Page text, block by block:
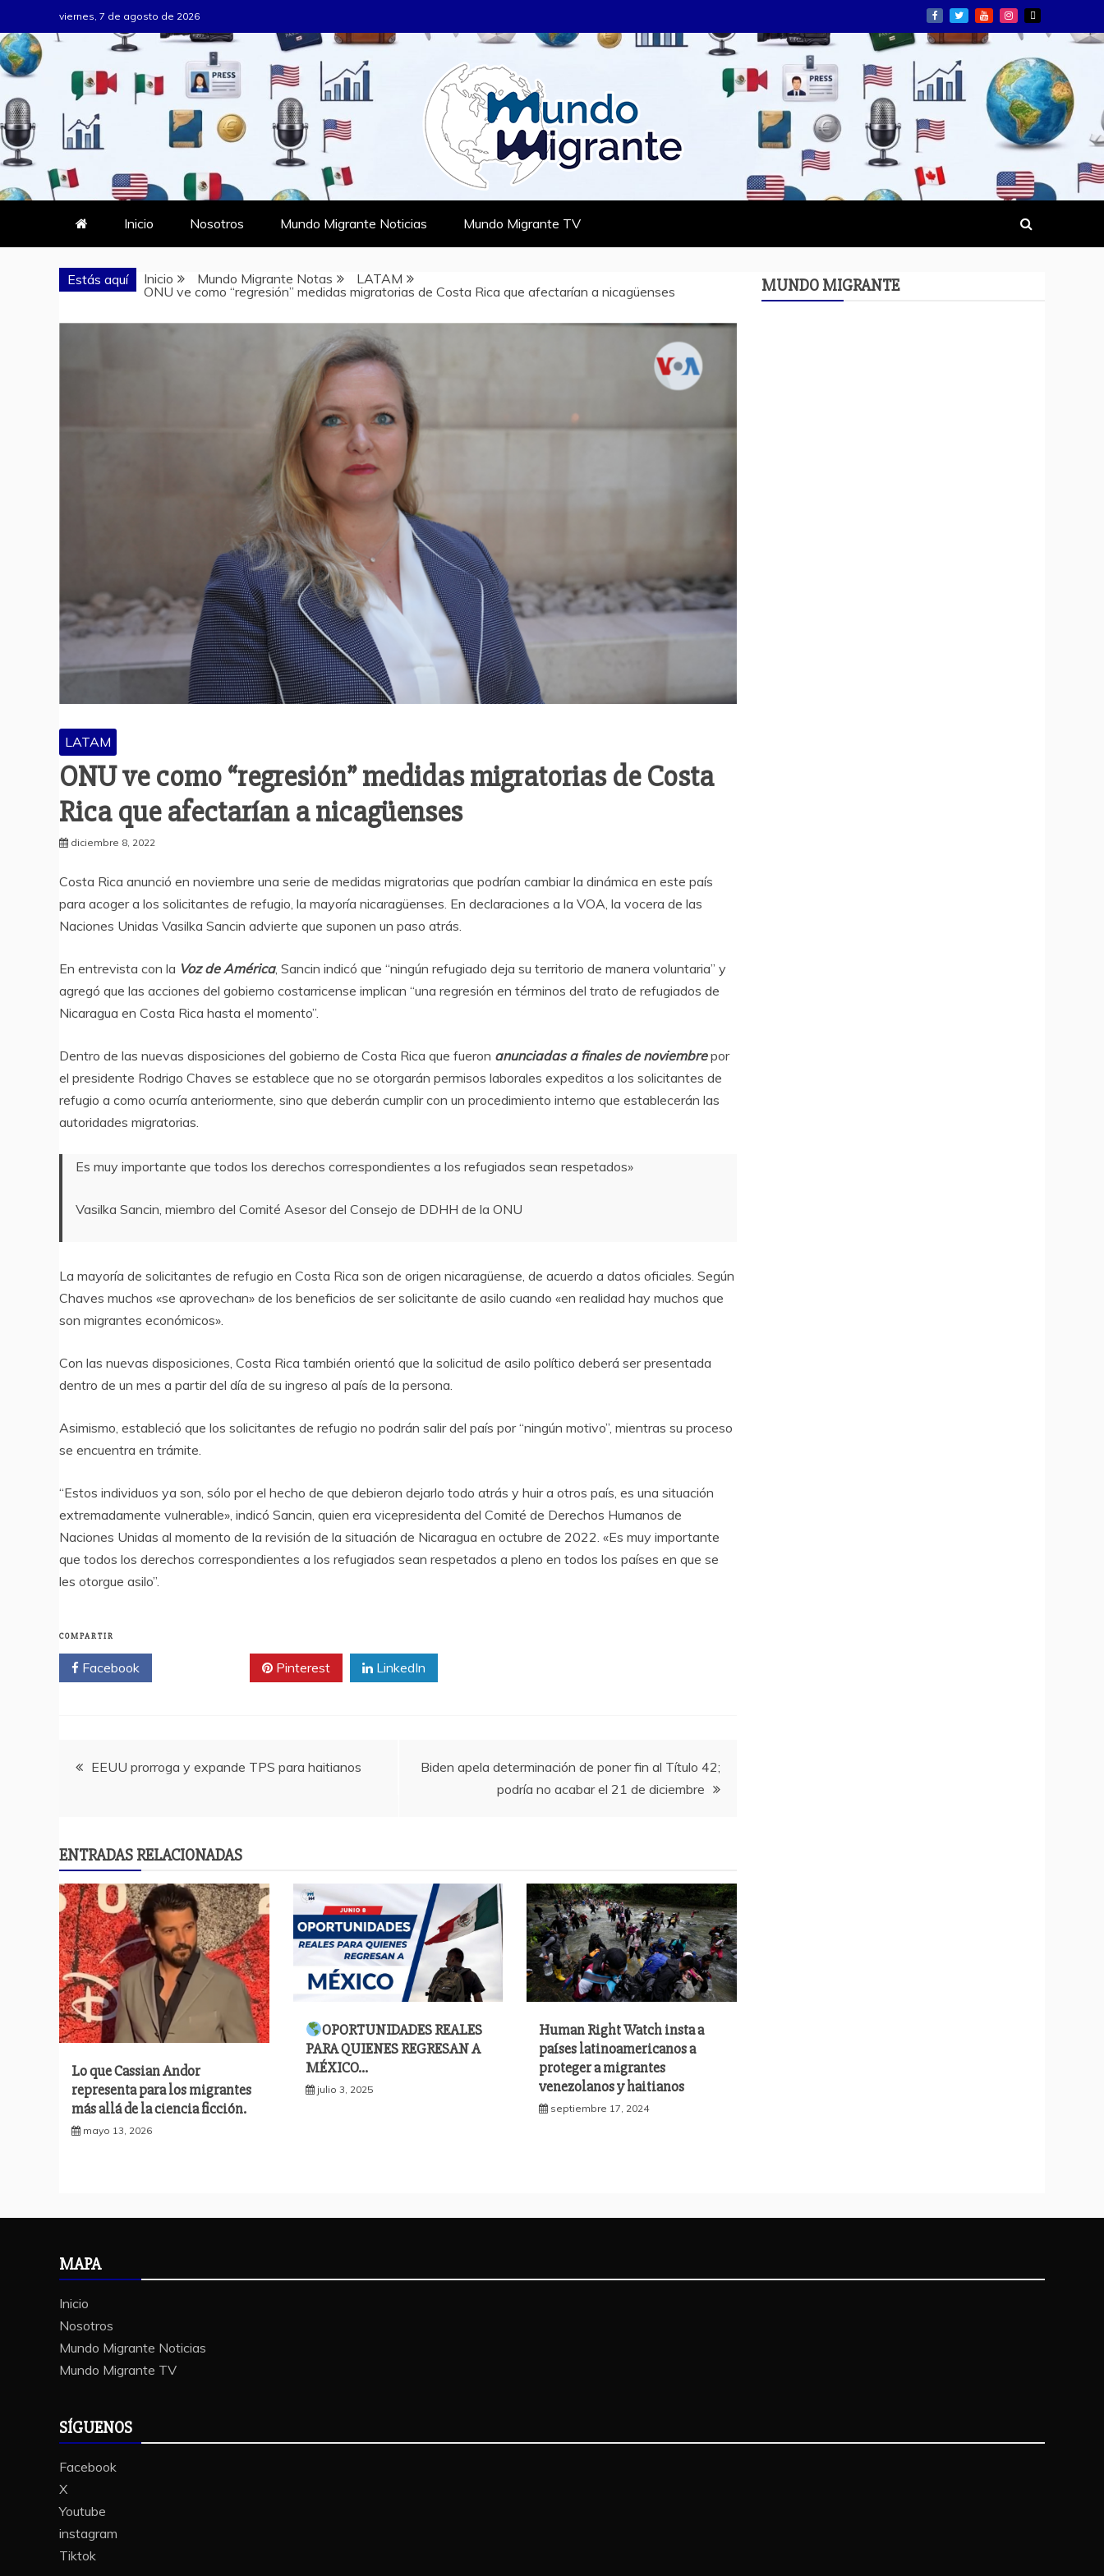
al
contenido
viernes, 7 de agosto de 2026
MUNDO MIGRANTE
DONDE TODOS SOMOS MIGRANTES
Inicio Nosotros Mundo Migrante Noticias Mundo Migrante TV
Estás aquí Inicio Mundo Migrante Notas
LATAM
ONU ve como “regresión” medidas migratorias de Costa Rica que afectarían a nicagüenses
LATAM
ONU ve como “regresión” medidas migratorias de Costa
Rica que afectarían a nicagüenses
diciembre 8, 2022
Costa Rica anunció en noviembre una serie de medidas migratorias que podrían cambiar la dinámica en este país
para acoger a los solicitantes de refugio, la mayoría nicaragüenses. En declaraciones a la VOA, la vocera de las
Naciones Unidas Vasilka Sancin advierte que suponen un paso atrás.
En entrevista con la Voz de América, Sancin indicó que “ningún refugiado deja su territorio de manera voluntaria” y
agregó que las acciones del gobierno costarricense implican “una regresión en términos del trato de refugiados de
Nicaragua en Costa Rica hasta el momento”.
Dentro de las nuevas disposiciones del gobierno de Costa Rica que fueron anunciadas a finales de noviembrepor
el presidente Rodrigo Chaves se establece que no se otorgarán permisos laborales expeditos a los solicitantes de
refugio a como ocurría anteriormente, sino que deberán cumplir con un procedimiento interno que establecerán las
autoridades migratorias.
Es muy importante que todos los derechos correspondientes a los refugiados sean respetados»
Vasilka Sancin, miembro del Comité Asesor del Consejo de DDHH de la ONU
La mayoría de solicitantes de refugio en Costa Rica son de origen nicaragüense, de acuerdo a datos oficiales. Según
Chaves muchos «se aprovechan» de los beneficios de ser solicitante de asilo cuando «en realidad hay muchos que
son migrantes económicos».
Con las nuevas disposiciones, Costa Rica también orientó que la solicitud de asilo político deberá ser presentada
dentro de un mes a partir del día de su ingreso al país de la persona.
Asimismo, estableció que los solicitantes de refugio no podrán salir del país por “ningún motivo”, mientras su proceso
se encuentra en trámite.
“Estos individuos ya son, sólo por el hecho de que debieron dejarlo todo atrás y huir a otros país, es una situación
extremadamente vulnerable», indicó Sancin, quien era vicepresidenta del Comité de Derechos Humanos de
Naciones Unidas al momento de la revisión de la situación de Nicaragua en octubre de 2022. «Es muy importante
que todos los derechos correspondientes a los refugiados sean respetados a pleno en todos los países en que se
les otorgue asilo”.
COMPARTIR
Facebook Pinterest LinkedIn
Navegación
entradas
EEUU prorroga y expande TPS para haitianos
Biden apela determinación de poner fin al Título 42;
podría no acabar el 21 de diciembre
ENTRADAS RELACIONADAS
Lo que Cassian Andor
representa para los migrantes
más allá de la ciencia ficción.
mayo 13, 2026
OPORTUNIDADES REALES
PARA QUIENES REGRESAN A
MÉXICO…
julio 3, 2025
Human Right Watch insta a
países latinoamericanos a
proteger a migrantes
venezolanos y haitianos
septiembre 17, 2024
MUNDO MIGRANTE
MAPA
Inicio
Nosotros
Mundo Migrante Noticias
Mundo Migrante TV
SÍGUENOS
Facebook
X
Youtube
instagram
Tiktok